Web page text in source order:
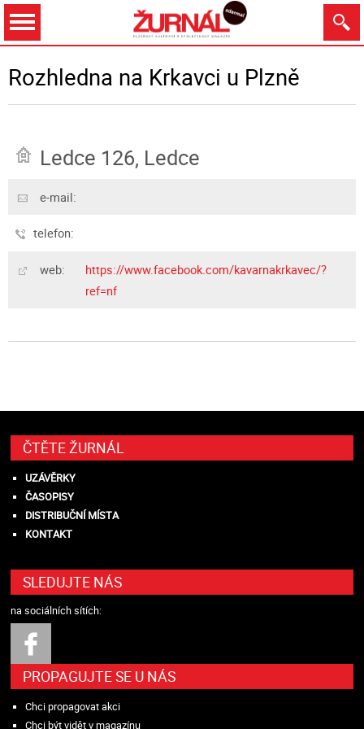
Rozhledna na Krkavci u Plzně
Ledce 126, Ledce
e-mail:
telefon:
web:
https://www.facebook.com/kavarnakrkavec/?
ref=nf
ČTĚTE ŽURNÁL
UZÁVĚRKY
ČASOPISY
DISTRIBUČNÍ MÍSTA
KONTAKT
SLEDUJTE NÁS
na sociálních sítích:
PROPAGUJTE SE U NÁS
Chci propagovat akci
Chci být vidět v magazínu